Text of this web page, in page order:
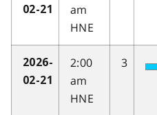
02-21
am
HNE
2026-
02-21
2:00
am
HNE
3